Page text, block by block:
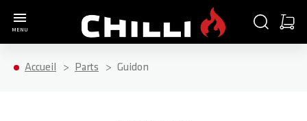
MENU
CHERCHER
Accueil Parts Guidon